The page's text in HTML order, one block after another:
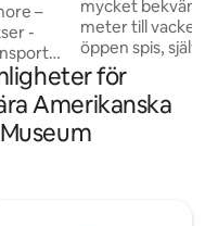
–
-
mycket bekväm
meter till vacker
öppen spis,
2207 E Baltimore
3,6 m högt i tak,
kök/kokvrå,
kanna med
för
Amerikanska